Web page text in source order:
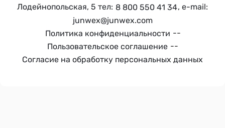
Лодейнопольская, 5 тел: 8 800 550 41 34, e-mail:
junwex@junwex.com
Политика конфиденциальности --
Пользовательское соглашение --
Согласие на обработку персональных данных